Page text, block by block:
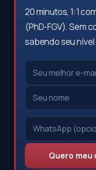
20 minutos, 1:1
(PhD-FGV). Sem
sabendo seu
Quero